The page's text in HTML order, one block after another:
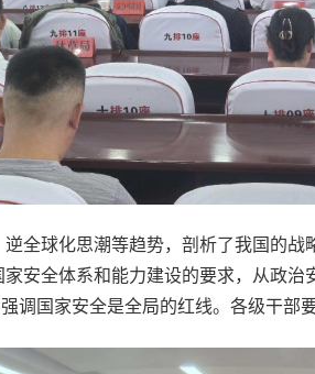
全球化思潮等趋势，剖析了我国的
安全体系和能力建设的要求，从政
调国家安全是全局的红线。各级干部